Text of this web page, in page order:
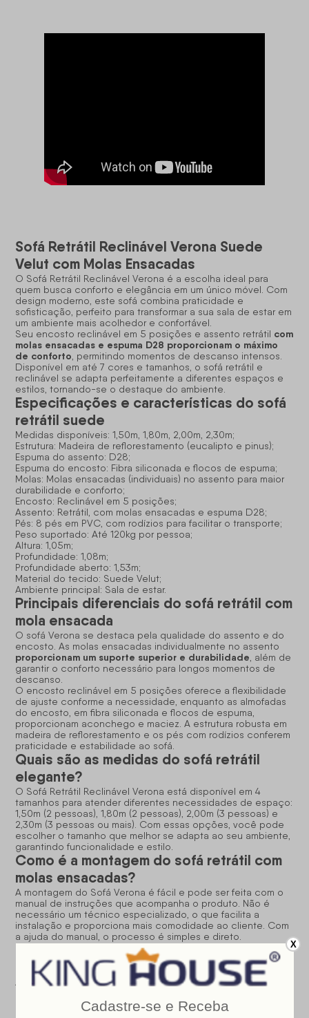
Sofá Retrátil Reclinável Verona Suede
Velut com Molas Ensacadas
O Sofá Retrátil Reclinável Verona é a escolha ideal para
quem busca conforto e elegância em um único móvel. Com
design moderno, este sofá combina praticidade e
sofisticação, perfeito para transformar a sua sala de estar em
um ambiente mais acolhedor e confortável.
Seu encosto reclinável em 5 posições e assento retrátil com
molas ensacadas e espuma D28 proporcionam o máximo
de conforto , permitindo momentos de descanso intensos.
Disponível em até 7 cores e tamanhos, o sofá retrátil e
reclinável se adapta perfeitamente a diferentes espaços e
estilos, tornando-se o destaque do ambiente.
Especificações e características do sofá
retrátil suede
Medidas disponíveis: 1,50m, 1,80m, 2,00m, 2,30m;
Estrutura: Madeira de reflorestamento (eucalipto e pinus);
Espuma do assento: D28;
Espuma do encosto: Fibra siliconada e flocos de espuma;
Molas: Molas ensacadas (individuais) no assento para maior
durabilidade e conforto;
Encosto: Reclinável em 5 posições;
Assento: Retrátil, com molas ensacadas e espuma D28;
Pés: 8 pés em PVC, com rodízios para facilitar o transporte;
Peso suportado: Até 120kg por pessoa;
Altura: 1,05m;
Profundidade: 1,08m;
Profundidade aberto: 1,53m;
Material do tecido: Suede Velut;
Ambiente principal: Sala de estar.
Principais diferenciais do sofá retrátil com
mola ensacada
O sofá Verona se destaca pela qualidade do assento e do
encosto. As molas ensacadas individualmente no assento
proporcionam um suporte superior e durabilidade , além de
garantir o conforto necessário para longos momentos de
descanso.
O encosto reclinável em 5 posições oferece a flexibilidade
de ajuste conforme a necessidade, enquanto as almofadas
do encosto, em fibra siliconada e flocos de espuma,
proporcionam aconchego e maciez. A estrutura robusta em
madeira de reflorestamento e os pés com rodízios conferem
praticidade e estabilidade ao sofá.
Quais são as medidas do sofá retrátil
elegante?
O Sofá Retrátil Reclinável Verona está disponível em 4
tamanhos para atender diferentes necessidades de espaço:
1,50m (2 pessoas), 1,80m (2 pessoas), 2,00m (3 pessoas) e
2,30m (3 pessoas ou mais). Com essas opções, você pode
escolher o tamanho que melhor se adapta ao seu ambiente,
garantindo funcionalidade e estilo.
Como é a montagem do sofá retrátil com
molas ensacadas?
A montagem do Sofá Verona é fácil e pode ser feita com o
manual de instruções que acompanha o produto. Não é
necessário um técnico especializado, o que facilita a
instalação e proporciona mais comodidade ao cliente. Com
a ajuda do manual, o processo é simples e direto.
Quais os benefícios do sofá com molas
ensacadas?
As molas ensacadas garantem um suporte de qualidade
sofá. Como cada mola é independente, elas oferecem um
minimizar o impacto
X